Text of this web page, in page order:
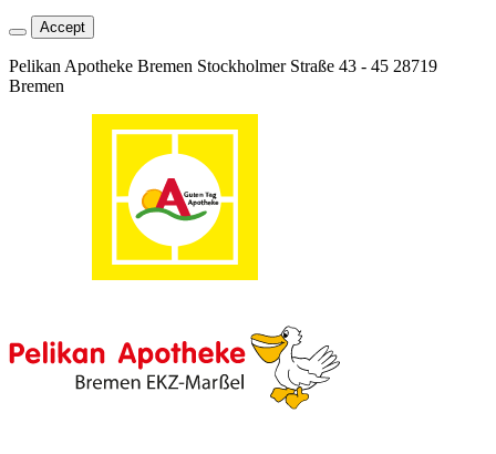
Accept
Pelikan Apotheke Bremen Stockholmer Straße 43 - 45 28719
Bremen